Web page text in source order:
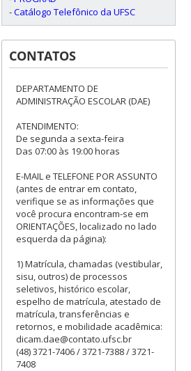
-Catálogo Telefônico da UFSC
CONTATOS
DEPARTAMENTO DE
ADMINISTRAÇÃO ESCOLAR (DAE)
ATENDIMENTO:
De segunda a sexta-feira
Das 07:00 às 19:00 horas
E-MAIL e TELEFONE POR ASSUNTO
(antes de entrar em contato,
verifique se as informações que
você procura encontram-se em
ORIENTAÇÕES, localizado no lado
esquerda da página):
1) Matrícula, chamadas (vestibular,
sisu, outros) de processos
seletivos, histórico escolar,
espelho de matrícula, atestado de
matrícula, transferências e
retornos, e mobilidade acadêmica:
dicam.dae@contato.ufsc.br
(48) 3721-7406 / 3721-7388 / 3721-
7408